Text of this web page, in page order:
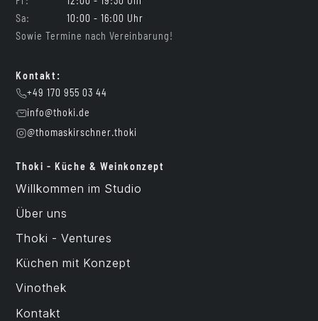
Sa:
10:00 - 16:00 Uhr
Sowie Termine nach Vereinbarung!
Kontakt:
+49 170 955 03 44
info@thoki.de
@thomaskirschner.thoki
Thoki - Küche & Weinkonzept
Willkommen im Studio
Über uns
Thoki - Ventures
Küchen mit Konzept
Vinothek
Kontakt